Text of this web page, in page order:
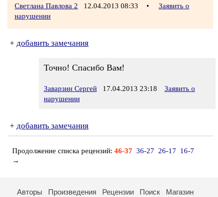
Светлана Павлова 2 12.04.2013 08:33 •
Заявить о
нарушении
+ добавить замечания
Точно! Спасибо Вам!
Заварзин Сергей 17.04.2013 23:18
Заявить о
нарушении
+ добавить замечания
Продолжение списка рецензий: 46-37 36-27 26-17
16-7
→
Авторы Произведения Рецензии Поиск
Магазин